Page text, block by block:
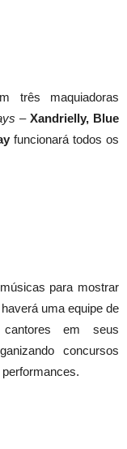
três maquiadoras
– Xandrielly, Blue
funcionará todos os
para mostrar
uma equipe de
em seus
concursos